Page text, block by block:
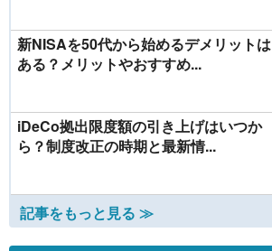
新NISAを50代から始めるデメリットは
ある？メリットやおすすめ...
iDeCo拠出限度額の引き上げはいつか
ら？制度改正の時期と最新情...
記事をもっと見る ≫